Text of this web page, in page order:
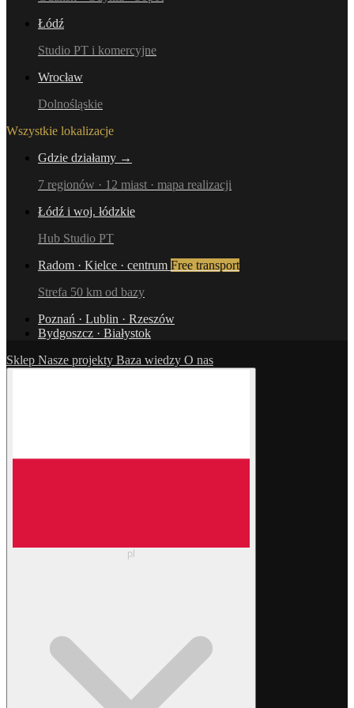
Łódź
Studio PT i komercyjne
Wrocław
Dolnośląskie
Wszystkie lokalizacje
Gdzie działamy →
7 regionów · 12 miast · mapa realizacji
Łódź i woj. łódzkie
Hub Studio PT
Radom · Kielce · centrum Free transport
Strefa 50 km od bazy
Poznań · Lublin · Rzeszów
Bydgoszcz · Białystok
Sklep Nasze projekty Baza wiedzy O nas
pl